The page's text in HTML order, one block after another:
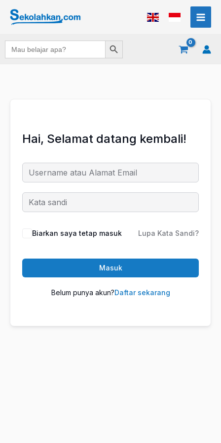
Search
for:
Search Button
Hai, Selamat datang kembali!
Biarkan saya tetap masuk Lupa Kata Sandi?
Masuk
Belum punya akun?Daftar sekarang